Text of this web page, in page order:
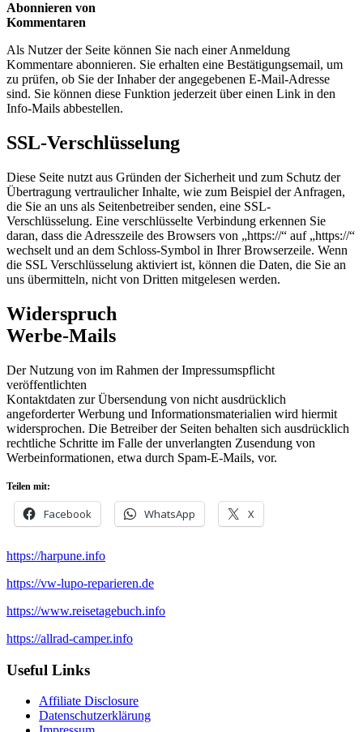
Abonnieren von
Kommentaren
Als Nutzer der Seite können Sie nach einer Anmeldung
Kommentare abonnieren. Sie erhalten eine Bestätigungsemail, um
zu prüfen, ob Sie der Inhaber der angegebenen E-Mail-Adresse
sind. Sie können diese Funktion jederzeit über einen Link in den
Info-Mails abbestellen.
SSL-Verschlüsselung
Diese Seite nutzt aus Gründen der Sicherheit und zum Schutz der
Übertragung vertraulicher Inhalte, wie zum Beispiel der Anfragen,
die Sie an uns als Seitenbetreiber senden, eine SSL-
Verschlüsselung. Eine verschlüsselte Verbindung erkennen Sie
daran, dass die Adresszeile des Browsers von „https://“ auf „https://“
wechselt und an dem Schloss-Symbol in Ihrer Browserzeile. Wenn
die SSL Verschlüsselung aktiviert ist, können die Daten, die Sie an
uns übermitteln, nicht von Dritten mitgelesen werden.
Widerspruch
Werbe-Mails
Der Nutzung von im Rahmen der Impressumspflicht
veröffentlichten
Kontaktdaten zur Übersendung von nicht ausdrücklich
angeforderter Werbung und Informationsmaterialien wird hiermit
widersprochen. Die Betreiber der Seiten behalten sich ausdrücklich
rechtliche Schritte im Falle der unverlangten Zusendung von
Werbeinformationen, etwa durch Spam-E-Mails, vor.
Teilen mit:
Facebook WhatsApp X
https://harpune.info
https://vw-lupo-reparieren.de
https://www.reisetagebuch.info
https://allrad-camper.info
Useful Links
Affiliate Disclosure
Datenschutzerklärung